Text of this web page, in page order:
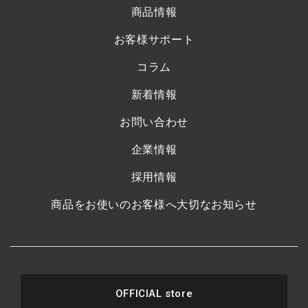
商品情報
お客様サポート
コラム
新着情報
お問い合わせ
企業情報
採用情報
商品をお使いのお客様へ大切なお知らせ
OFFICIAL store